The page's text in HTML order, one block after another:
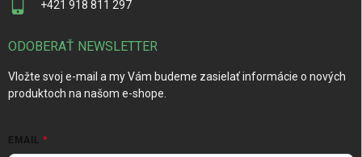
+421 918 811 297
ODOBERAŤ NEWSLETTER
Vložte svoj e-mail a my Vám budeme zasielať informácie o nových
produktoch na našom e-shope.
EMAIL